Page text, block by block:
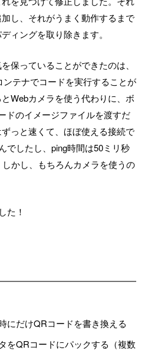
し、それがうまく動作するまで
ィングを取り除きます。
保っていることができたのは、
テナでコードを実行することが
Webカメラを使う代わりに、ボ
ドのイメージファイルを渡すだ
っと速くて、ほぼ使える接続で
でしたし、ping時間は50ミリ秒
かし、もちろんカメラを使うの
た！
にだけQRコードを書き換える
をQRコードにパックする（複数